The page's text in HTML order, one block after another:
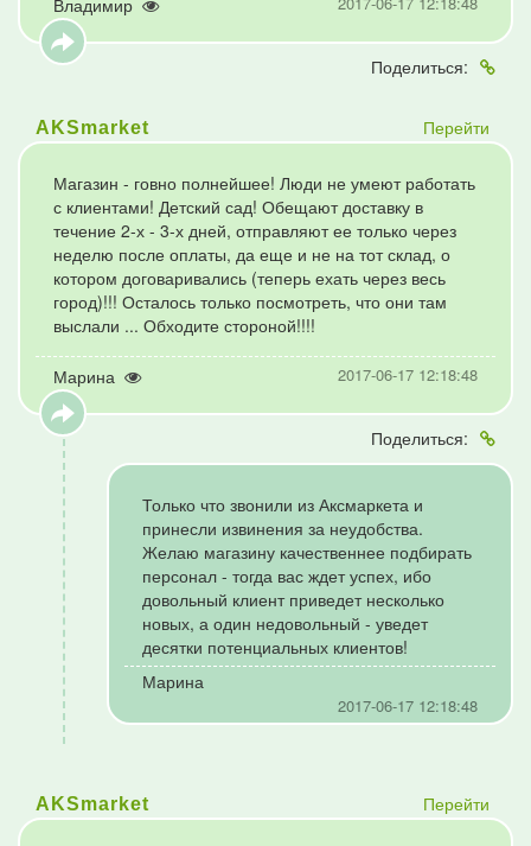
Владимир
Поделиться:
AKSmarket Перейти
Магазин - говно полнейшее! Люди не умеют работать
с клиентами! Детский сад! Обещают доставку в
течение 2-х - 3-х дней, отправляют ее только через
неделю после оплаты, да еще и не на тот склад, о
котором договаривались (теперь ехать через весь
город)!!! Осталось только посмотреть, что они там
выслали ... Обходите стороной!!!!
Марина 2017-06-17 12:18:48
Поделиться:
Только что звонили из Аксмаркета и
принесли извинения за неудобства.
Желаю магазину качественнее подбирать
персонал - тогда вас ждет успех, ибо
довольный клиент приведет несколько
новых, а один недовольный - уведет
десятки потенциальных клиентов!
Марина
2017-06-17 12:18:48
AKSmarket Перейти